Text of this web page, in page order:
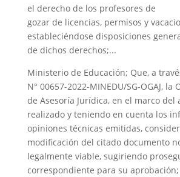
el derecho de los profesores de
gozar de licencias, permisos y
estableciéndose disposiciones
de dichos derechos;...
Ministerio de Educación; Que, a
N° 00657-2022-MINEDU/SG-OGAJ, la
de Asesoría Jurídica, en el marco del
realizado y teniendo en cuenta los
opiniones técnicas emitidas,
modificación del citado documento
legalmente viable, sugiriendo
correspondiente para su aprobación;